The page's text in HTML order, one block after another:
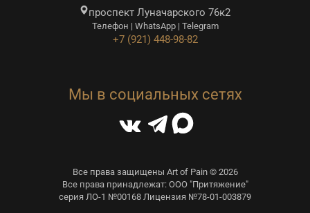
проспект Луначарского 76к2
Телефон | WhatsApp | Telegram
+7 (921) 448-98-82
Мы в социальных сетях
Все права защищены Art of Pain © 2026
Все права принадлежат: ООО "Притяжение"
серия ЛО-1 №00168 Лицензия №78-01-003879